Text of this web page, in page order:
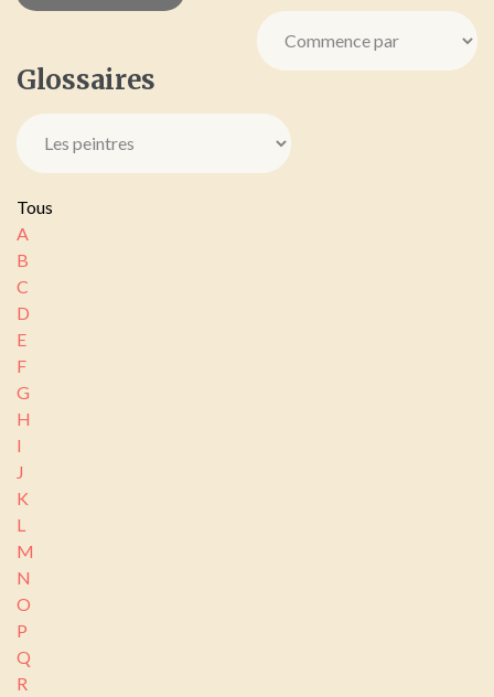
Glossaires
Tous
A
B
C
D
E
F
G
H
I
J
K
L
M
N
O
P
Q
R